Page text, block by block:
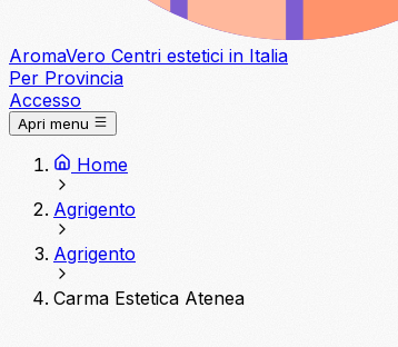
AromaVero Centri estetici in Italia
Per Provincia
Accesso
Apri menu
Home
Agrigento
Agrigento
Carma Estetica Atenea